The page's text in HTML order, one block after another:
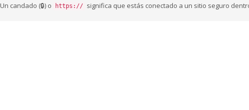
Un candado (🔒) o
https:// significa que estás conectado a un sitio seguro